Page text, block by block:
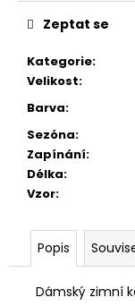
Kategorie:
Velikost:
Barva:
Sezóna:
Zapínání:
Délka:
Vzor:
Zeptat se
Popis
Dámský zimní